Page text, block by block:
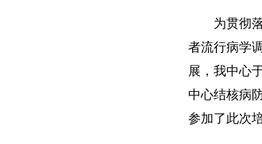
为贯彻落
者流行病学
展，我中心
中心结核病
参加了此次